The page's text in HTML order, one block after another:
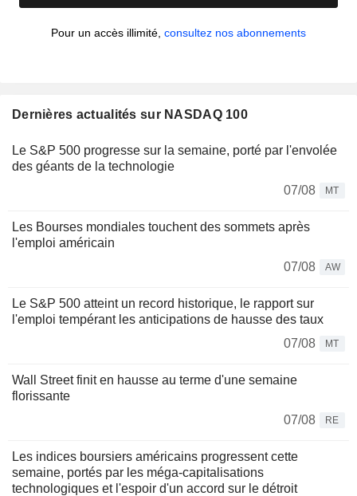
Pour un accès illimité, consultez nos abonnements
Dernières actualités sur NASDAQ 100
Le S&P 500 progresse sur la semaine, porté par l'envolée
des géants de la technologie
07/08
MT
Les Bourses mondiales touchent des sommets après
l'emploi américain
07/08
AW
Le S&P 500 atteint un record historique, le rapport sur
l'emploi tempérant les anticipations de hausse des taux
07/08
MT
Wall Street finit en hausse au terme d'une semaine
florissante
07/08
RE
Les indices boursiers américains progressent cette
semaine, portés par les méga-capitalisations
technologiques et l'espoir d'un accord sur le détroit